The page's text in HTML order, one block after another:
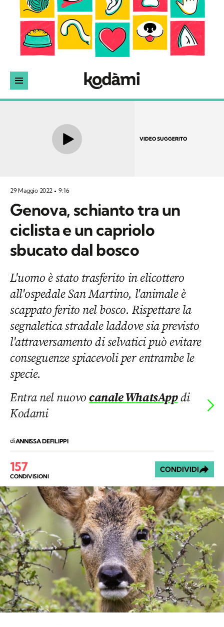
VIDEO SUGGERITO
29 Maggio 2022 9:16
Genova, schianto tra un
ciclista e un capriolo
sbucato dal bosco
L'uomo è stato trasferito in elicottero
all'ospedale San Martino, l'animale è
scappato ferito nel bosco. Rispettare la
segnaletica stradale laddove sia previsto
l'attraversamento di selvatici può evitare
conseguenze spiacevoli per entrambe le
specie.
Entra nel nuovocanale WhatsAppdi
Kodami
diANNISSA DEFILIPPI
157
CONDIVISIONI
CONDIVIDI